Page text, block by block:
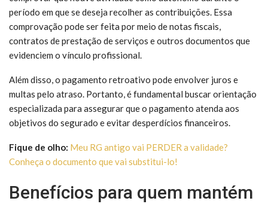
período em que se deseja recolher as contribuições. Essa
comprovação pode ser feita por meio de notas fiscais,
contratos de prestação de serviços e outros documentos que
evidenciem o vínculo profissional.
Além disso, o pagamento retroativo pode envolver juros e
multas pelo atraso. Portanto, é fundamental buscar orientação
especializada para assegurar que o pagamento atenda aos
objetivos do segurado e evitar desperdícios financeiros.
Fique de olho: Meu RG antigo vai PERDER a validade?
Conheça o documento que vai substitui-lo!
Benefícios para quem mantém